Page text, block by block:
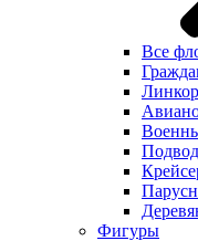
Все
Фигуры